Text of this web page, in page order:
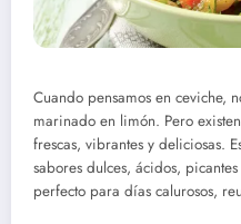
Cuando pensamos en ceviche,
marinado en limón. Pero
frescas, vibrantes y deliciosas.
sabores dulces, ácidos,
perfecto para días calurosos,